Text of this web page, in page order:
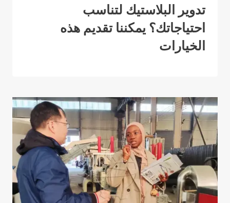
تدوير البلاستيك لتناسب
احتياجاتك؟ يمكننا تقديم هذه
الخيارات